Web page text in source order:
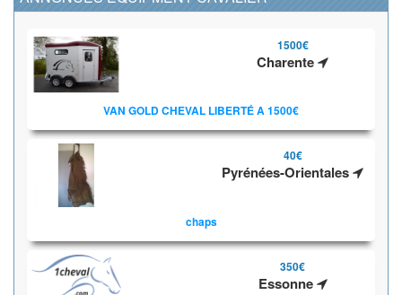
1500€
Charente
VAN GOLD CHEVAL LIBERTÉ A 1500€
40€
Pyrénées-Orientales
chaps
350€
Essonne